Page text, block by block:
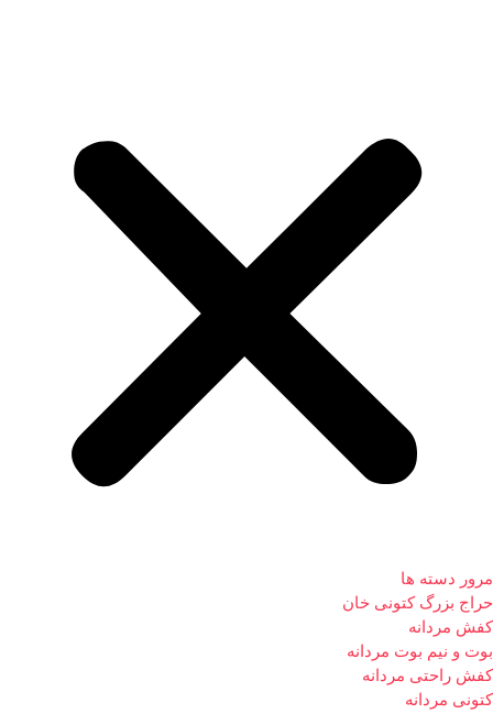
مرور دسته ها
حراج بزرگ کتونی خان
کفش مردانه
بوت و نیم بوت مردانه
کفش راحتی مردانه
کتونی مردانه